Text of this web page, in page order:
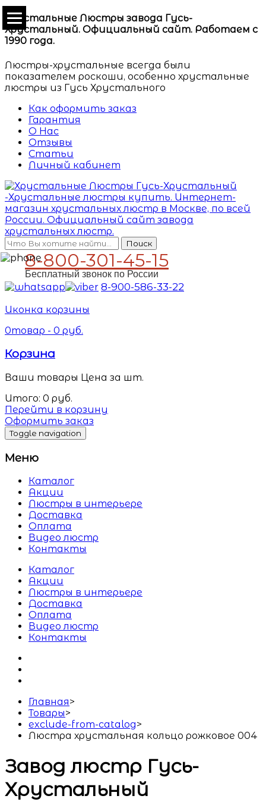
Хрустальные Люстры завода Гусь-
Хрустальный. Официальный сайт. Работаем с
1990 года.
Люстры-хрустальные всегда были
показателем роскоши, особенно хрустальные
люстры из Гусь Хрустального
Как оформить заказ
Гарантия
О Нас
Отзывы
Статьи
Личный кабинет
Поиск
8-800-301-45-15
Бесплатный звонок по России
8-900-586-33-22
Иконка корзины
0товар - 0 руб.
Корзина
Ваши товары Цена за шт.
Итого: 0 руб.
Перейти в корзину
Оформить заказ
Toggle navigation
Меню
Каталог
Акции
Люстры в интерьере
Доставка
Оплата
Видео люстр
Контакты
Каталог
Акции
Люстры в интерьере
Доставка
Оплата
Видео люстр
Контакты
Главная>
Товары>
exclude-from-catalog>
Люстра хрустальная кольцо рожковое 004
Завод люстр Гусь-
Хрустальный